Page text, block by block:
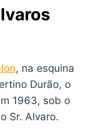
, na esquina
Durão, o
1963, sob o
Sr. Alvaro.